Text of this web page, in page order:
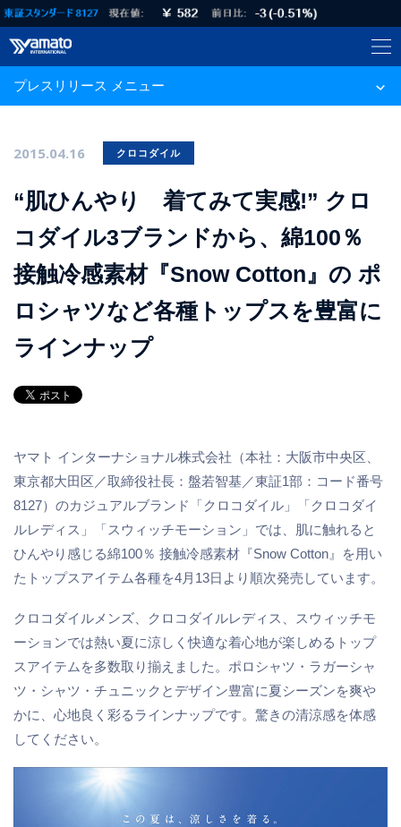
プレスリリース メニュー
2015.04.16 クロコダイル
“肌ひんやり 着てみて実感!” クロ
コダイル3ブランドから、綿100％
接触冷感素材『Snow Cotton』の ポ
ロシャツなど各種トップスを豊富に
ラインナップ
ヤマト インターナショナル株式会社（本社：大阪市中央区、
東京都大田区／取締役社長：盤若智基／東証1部：コード番号
8127）のカジュアルブランド「クロコダイル」「クロコダイ
ルレディス」「スウィッチモーション」では、肌に触れると
ひんやり感じる綿100％ 接触冷感素材『Snow Cotton』を用い
たトップスアイテム各種を4月13日より順次発売しています。
クロコダイルメンズ、クロコダイルレディス、スウィッチモ
ーションでは熱い夏に涼しく快適な着心地が楽しめるトップ
スアイテムを多数取り揃えました。ポロシャツ・ラガーシャ
ツ・シャツ・チュニックとデザイン豊富に夏シーズンを爽や
かに、心地良く彩るラインナップです。驚きの清涼感を体感
してください。